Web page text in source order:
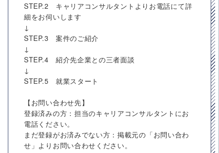
STEP.2 キャリアコンサルタントよりお電話にて詳
細をお伺いします
↓
STEP.3 案件のご紹介
↓
STEP.4 紹介先企業との三者面談
↓
STEP.5 就業スタート
【お問い合わせ先】
登録済みの方：担当のキャリアコンサルタントにお
電話ください。
まだ登録がお済みでない方：掲載元の「お問い合わ
せ」よりお問い合わせください。